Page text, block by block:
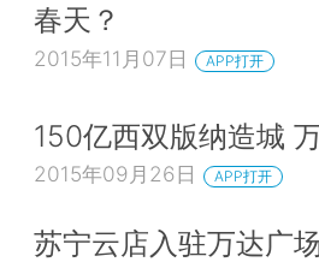
春天？
2015年11月07日 APP打开
150亿西双版纳造城
2015年09月26日 APP打开
苏宁云店入驻万达广